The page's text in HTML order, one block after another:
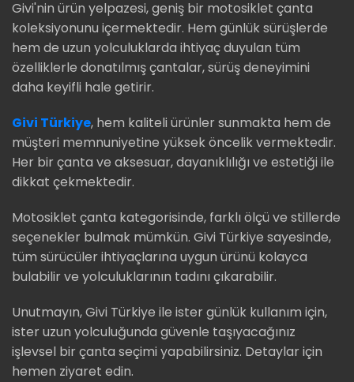
Givi'nin ürün yelpazesi, geniş bir motosiklet çanta
koleksiyonunu içermektedir. Hem günlük sürüşlerde
hem de uzun yolculuklarda ihtiyaç duyulan tüm
özelliklerle donatılmış çantalar, sürüş deneyimini
daha keyifli hale getirir.
Givi Türkiye, hem kaliteli ürünler sunmakta hem de
müşteri memnuniyetine yüksek öncelik vermektedir.
Her bir çanta ve aksesuar, dayanıklılığı ve estetiği ile
dikkat çekmektedir.
Motosiklet çanta kategorisinde, farklı ölçü ve stillerde
seçenekler bulmak mümkün. Givi Türkiye sayesinde,
tüm sürücüler ihtiyaçlarına uygun ürünü kolayca
bulabilir ve yolculuklarının tadını çıkarabilir.
Unutmayın, Givi Türkiye ile ister günlük kullanım için,
ister uzun yolculuğunda güvenle taşıyacağınız
işlevsel bir çanta seçimi yapabilirsiniz. Detaylar için
hemen ziyaret edin.